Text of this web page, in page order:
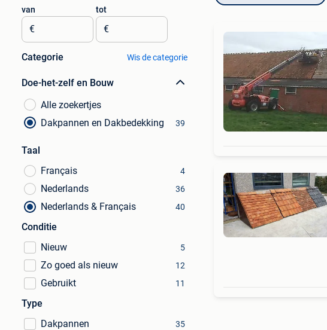
van
€
tot
€
Categorie Wis de categorie
Doe-het-zelf en Bouw
Alle zoekertjes
Dakpannen en Dakbedekking
39
Taal
Français
4
Nederlands 36
Nederlands & Français 40
Conditie
Nieuw
5
Zo goed als nieuw 12
Gebruikt 11
Type
Dakpannen
35